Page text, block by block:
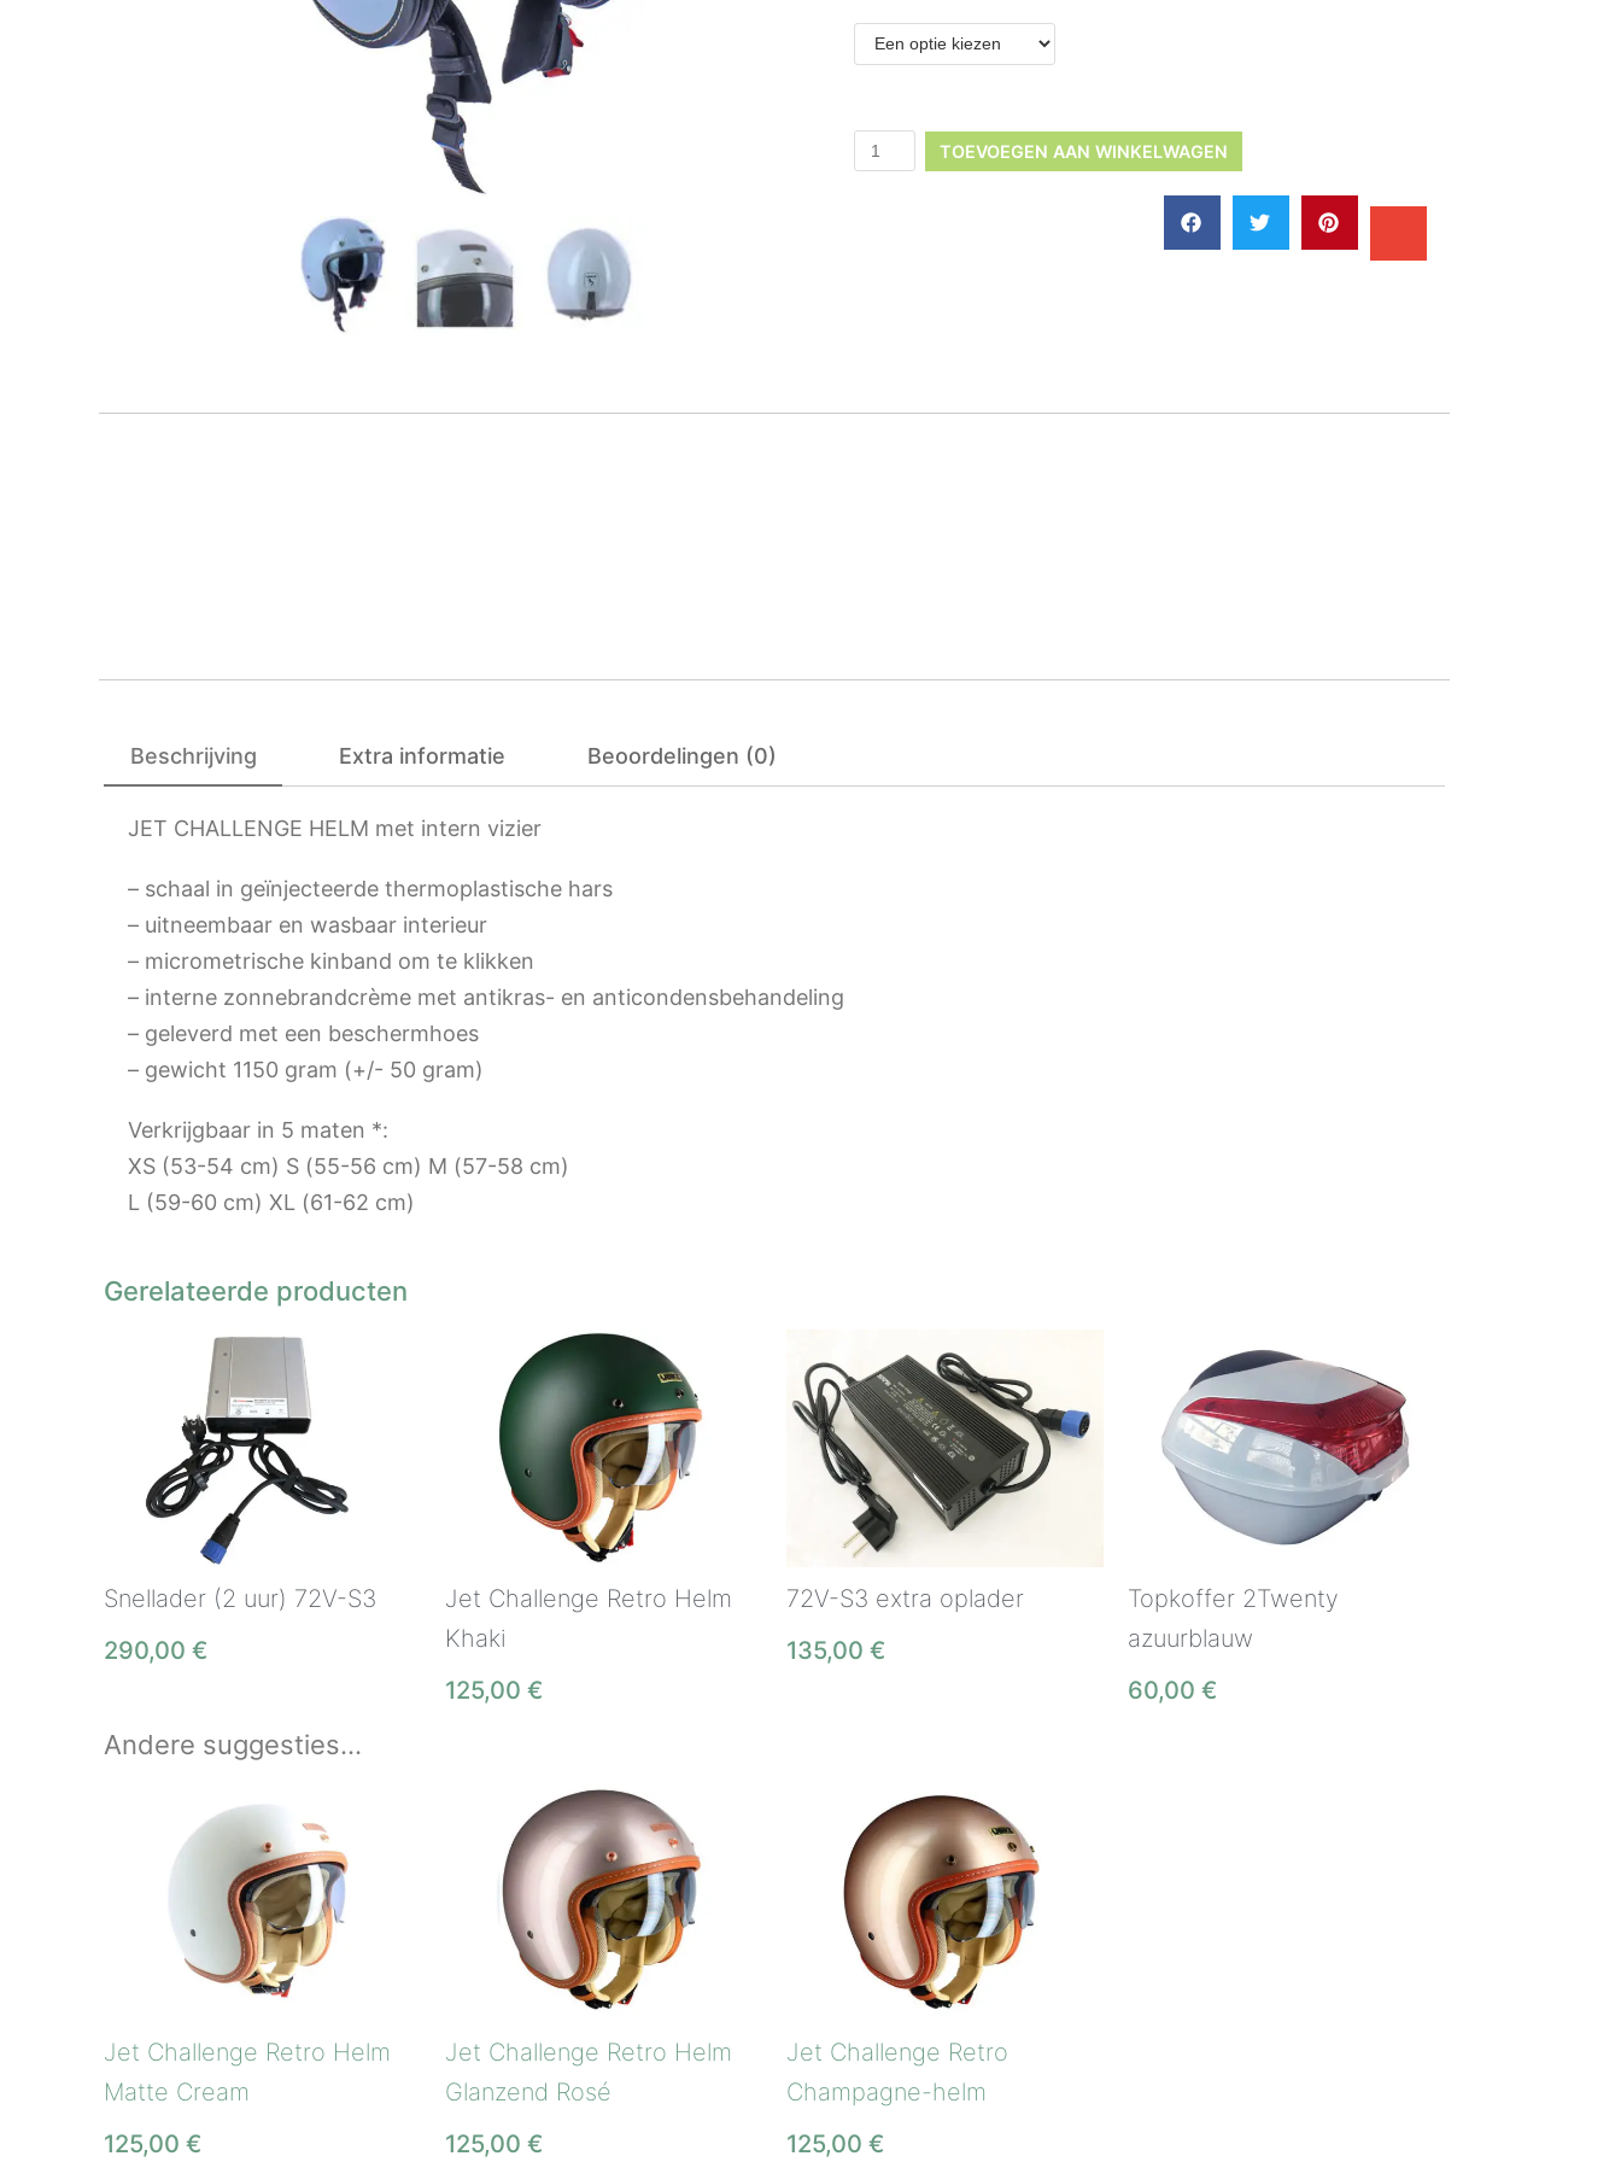
TOEVOEGEN AAN WINKELWAGEN
Beschrijving Extra informatie Beoordelingen (0)
JET CHALLENGE HELM met intern vizier
– schaal in geïnjecteerde thermoplastische hars
– uitneembaar en wasbaar interieur
– micrometrische kinband om te klikken
– interne zonnebrandcrème met antikras- en anticondensbehandeling
– geleverd met een beschermhoes
– gewicht 1150 gram (+/- 50 gram)
Verkrijgbaar in 5 maten *:
XS (53-54 cm) S (55-56 cm) M (57-58 cm)
L (59-60 cm) XL (61-62 cm)
Gerelateerde producten
Snellader (2 uur) 72V-S3
290,00 €
Jet Challenge Retro Helm
Khaki
125,00 €
72V-S3 extra oplader
135,00 €
Topkoffer 2Twenty
azuurblauw
60,00 €
Andere suggesties…
Jet Challenge Retro Helm
Matte Cream
125,00 €
Jet Challenge Retro Helm
Glanzend Rosé
125,00 €
Jet Challenge Retro
Champagne-helm
125,00 €